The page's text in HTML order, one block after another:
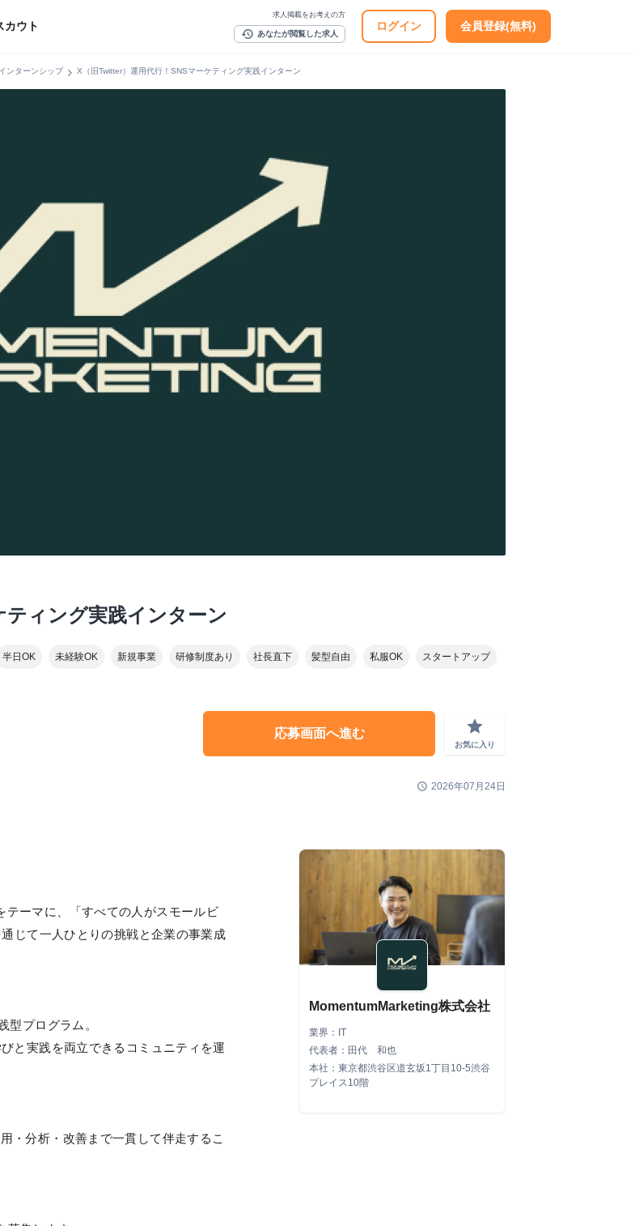
カウト
求人掲載をお考えの方
history あなたが閲覧した求人
ログイン 会員登録(無料)
ンターンシップchevron_right X（旧Twitter）運用代行！SNSマーケティング実践インターン
ィング実践インターン
半日OK 未経験OK 新規事業 研修制度あり 社長直下 髪型自由 私服OK スタートアップ
応募画面へ進む grade
お気に入り
schedule 2026年07月24日
ーマに、「すべての人がスモールビ
じて一人ひとりの挑戦と企業の事業成
型プログラム。
と実践を両立できるコミュニティを運
・分析・改善まで一貫して伴走するこ
MomentumMarketing株式会社
業界：IT
代表者：田代 和也
本社：東京都渋谷区道玄坂1丁目10-5渋谷
プレイス10階